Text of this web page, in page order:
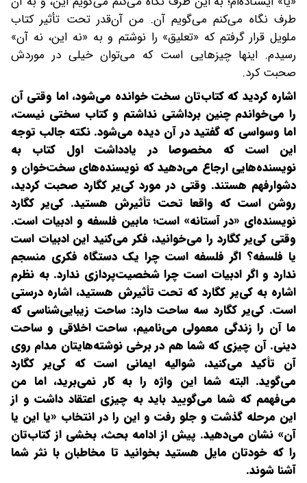
طرف نگاه می‌‌کنم می‌گویم آن. من آن‌قدر تحت تأثیر کتاب
ملویل قرار گرفتم که «تعلیق» را نوشتم و به «نه این، نه آن»
رسیدم. اینها چیزهایی است که می‌توان خیلی در موردش
صحبت کرد.
اشاره کردید که کتاب‌تان سخت خوانده می‌شود، اما وقتی آن
را می‌خواندم چنین برداشتی نداشتم و کتاب سختی نیست،
اما وسواسی که گفتید در آن دیده می‌شود. نکته جالب ‌توجه
این است که مخصوصا در یادداشت اول کتاب به
نویسنده‌هایی ارجاع می‌دهید که نویسنده‌های سخت‌خوان و
دشوار‌فهم هستند. وقتی در مورد کی‌یر کگارد صحبت کردید،
روشن است که واقعا تحت تأثیرش هستید. کی‌یر ‌کگارد
نویسنده‌ای «در آستانه» است؛ مابین فلسفه و ادبیات است.
وقتی کی‌یر ‌کگارد را می‌خوانید، فکر می‌کنید این ادبیات است
یا فلسفه؟ اگر فلسفه است چرا یک دستگاه فکری منسجم
ندارد و اگر ادبیات است چرا شخصیت‌پردازی ندارد. به نظرم
اشاره‌ به کی‌یر ‌کگارد که تحت تأثیرش هستید، اشاره درستی
است. کی‌یر ‌کگارد سه ساحت دارد: ساحت زیبایی‌شناسی که
ما آن را زندگی معمولی می‌نامیم، ساحت اخلاقی و ساحت
دینی. آن چیزی که شما هم در برخی نوشته‌هایتان مدام روی
آن تأکید می‌کنید، شوالیه ایمانی است که کی‌یر ‌کگارد
می‌گوید. البته شما این واژه را به کار نمی‌برید، اما من
می‌فهمم که شما می‌گویید باید به چیزی اعتقاد داشت و از
این مرحله گذشت و جلو رفت و این را در انتخاب «یا این یا
آن» نشان می‌دهید. پیش از ادامه بحث، بخشی از کتاب‌تان
را که خودتان مایل هستید بخوانید تا مخاطبان با نثر شما
آشنا شوند.